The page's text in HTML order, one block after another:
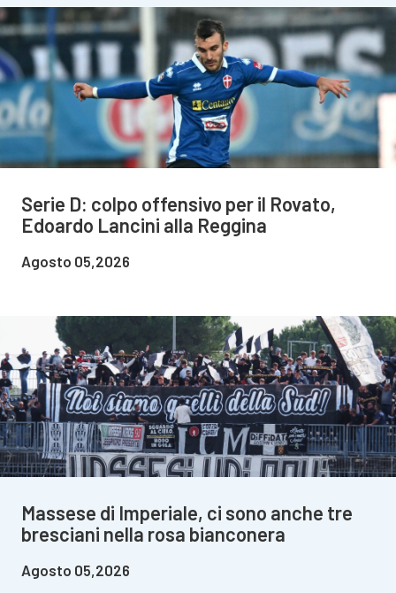
Serie D: colpo offensivo per il Rovato,
Edoardo Lancini alla Reggina
Agosto 05,2026
Massese di Imperiale, ci sono anche tre
bresciani nella rosa bianconera
Agosto 05,2026